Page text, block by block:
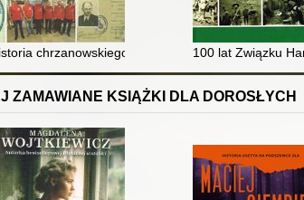
chrzanowskiego Oddziału PTT100 lat Związku
ZAMAWIANE KSIĄŻKI DLA DOROSŁYCH